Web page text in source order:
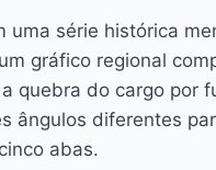
uma série histórica
gráfico regional
quebra do cargo por
ângulos diferentes
abas.